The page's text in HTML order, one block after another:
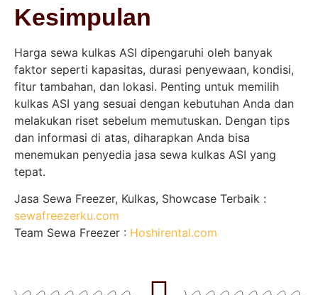
Kesimpulan
Harga sewa kulkas ASI dipengaruhi oleh banyak
faktor seperti kapasitas, durasi penyewaan, kondisi,
fitur tambahan, dan lokasi. Penting untuk memilih
kulkas ASI yang sesuai dengan kebutuhan Anda dan
melakukan riset sebelum memutuskan. Dengan tips
dan informasi di atas, diharapkan Anda bisa
menemukan penyedia jasa sewa kulkas ASI yang
tepat.
Jasa Sewa Freezer, Kulkas, Showcase Terbaik :
sewafreezerku.com
Team Sewa Freezer : Hoshirental.com